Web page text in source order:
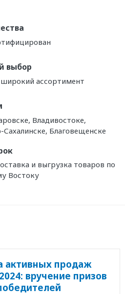
выбор
ассортимент
Владивостоке,
Благовещенске
и выгрузка товаров по
Востоку
активных продаж
вручение призов